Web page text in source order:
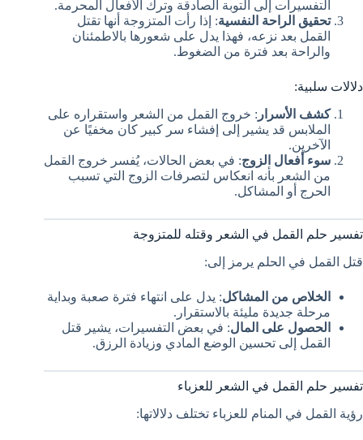
التفسيرات إلى التوبة الصادقة وترك الأفعال المحرمة.
تحقيق الراحة النفسية: إذا رأت المتزوجة أنها تقتل
القمل بعد نزعه، فهذا يدل على شعورها بالاطمئنان
والراحة بعد فترة من الضغوط.
دلالات سلبية:
كشف الأسرار : خروج القمل من الشعر واستقراره على
الملابس قد يشير إلى إفشاء سر كبير كان مخفيًا عن
الآخرين.
سوء أفعال الزوج: في بعض الحالات، يُفسر خروج القمل
من الشعر بأنه انعكاس لتصرفات الزوج التي تسبب
الحرج أو المشاكل.
تفسير حلم القمل في الشعر وقتله للمتزوجة
قتل القمل في الحلم يرمز إلى:
الخلاص من المشاكل: يدل على انتهاء فترة صعبة وبداية
مرحلة جديدة مليئة بالاستقرار.
الحصول على المال: في بعض التفسيرات، يشير قتل
القمل إلى تحسين الوضع المادي وزيادة الرزق.
تفسير حلم القمل في الشعر للعزباء
رؤية القمل في المنام للعزباء تختلف دلالاتها: